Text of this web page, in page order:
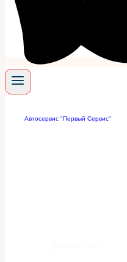
Автосервис "Первый Сервис"